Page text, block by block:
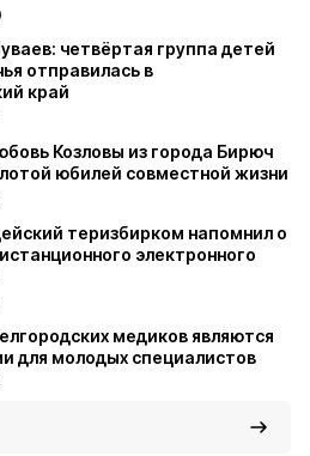
четвёртая группа детей
отправилась в
край
Козловы из города Бирюч
юбилей совместной жизни
теризбирком напомнил о
электронного
медиков являются
для молодых специалистов